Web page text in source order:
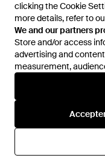
clicking the Cookie
more details, refer to
We and our partners
Store and/or access
advertising and
measurement,
clicking the Cookie
more details, refer to
We and our partners
Store and/or access
advertising and
measurement,
International
Aide et infos